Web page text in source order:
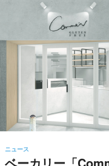
ニュース